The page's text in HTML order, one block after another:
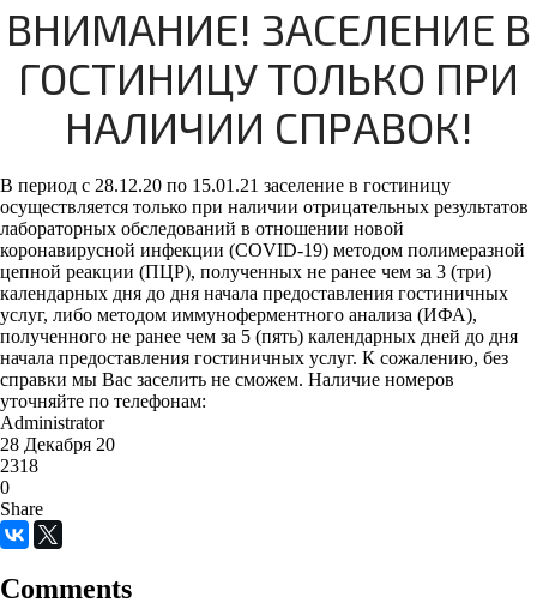
ВНИМАНИЕ! ЗАСЕЛЕНИЕ В
ГОСТИНИЦУ ТОЛЬКО ПРИ
НАЛИЧИИ СПРАВОК!
В период с 28.12.20 по 15.01.21 заселение в гостиницу
осуществляется только при наличии отрицательных результатов
лабораторных обследований в отношении новой
коронавирусной инфекции (COVID-19) методом полимеразной
цепной реакции (ПЦР), полученных не ранее чем за 3 (три)
календарных дня до дня начала предоставления гостиничных
услуг, либо методом иммуноферментного анализа (ИФА),
полученного не ранее чем за 5 (пять) календарных дней до дня
начала предоставления гостиничных услуг. К сожалению, без
справки мы Вас заселить не сможем. Наличие номеров
уточняйте по телефонам:
Administrator
28 Декабря 20
2318
0
Share
Comments